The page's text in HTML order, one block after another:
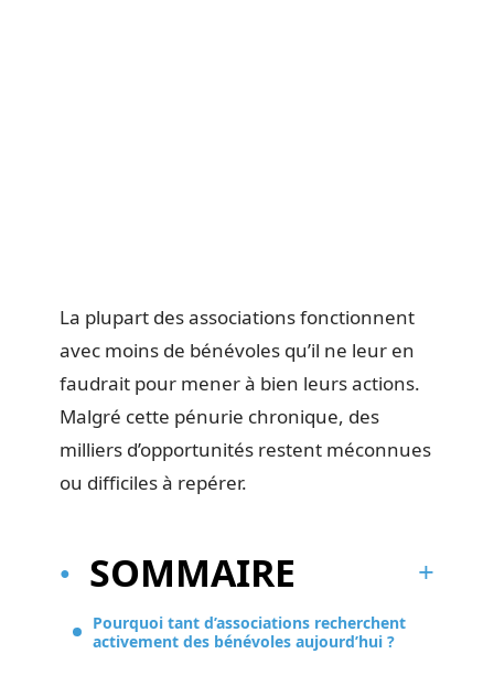
La plupart des associations fonctionnent
avec moins de bénévoles qu’il ne leur en
faudrait pour mener à bien leurs actions.
Malgré cette pénurie chronique, des
milliers d’opportunités restent méconnues
ou difficiles à repérer.
SOMMAIRE
Pourquoi tant d’associations recherchent
activement des bénévoles aujourd’hui ?